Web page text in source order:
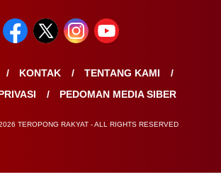
KONTAK
TENTANG KAMI
PEDOMAN MEDIA SIBER
TEROPONG RAKYAT - ALL RIGHTS RESERVED